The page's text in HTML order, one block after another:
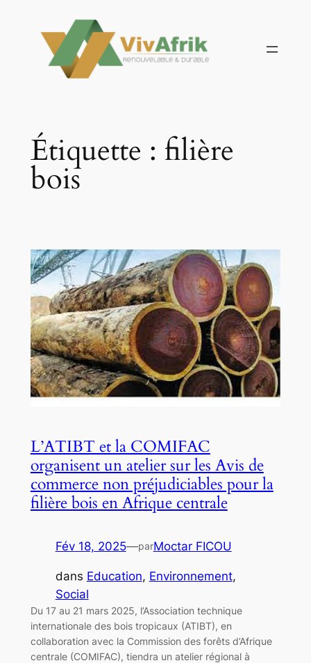
contenu
Étiquette : filière
bois
L’ATIBT et la COMIFAC
organisent un atelier sur les Avis de
commerce non préjudiciables pour la
filière bois en Afrique centrale
Fév 18, 2025—parMoctar FICOU
dans Education, Environnement
Social
Du 17 au 21 mars 2025, l’Association technique
internationale des bois tropicaux (ATIBT), en
collaboration avec la Commission des forêts d’Afrique
centrale (COMIFAC), tiendra un atelier régional à